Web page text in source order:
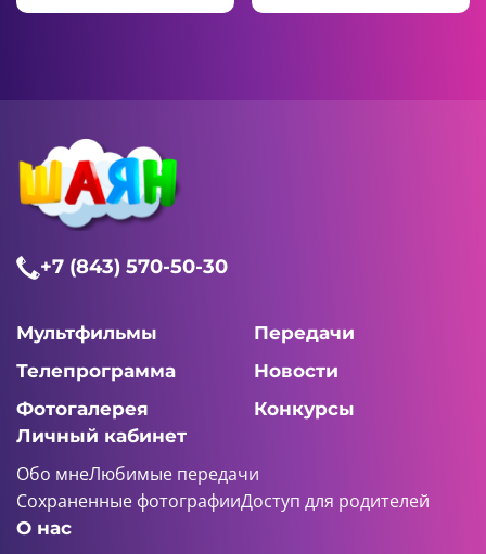
+7 (843) 570-50-30
Мультфильмы
Передачи
Телепрограмма
Новости
Фотогалерея
Конкурсы
Личный кабинет
Обо мнеЛюбимые передачи
Сохраненные фотографииДоступ для родителей
О нас